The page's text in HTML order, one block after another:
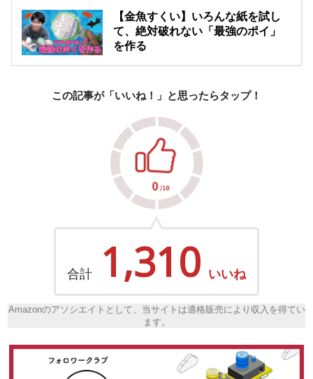
【金魚すくい】いろんな紙を試し
て、絶対破れない「最強のポイ」
を作る
この記事が「いいね！」と思ったらタップ！
合計 1,310 いいね
Amazonのアソシエイトとして、当サイトは適格販売により収入を得てい
ます。